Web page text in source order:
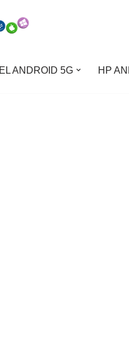
ANDROID 5G HP